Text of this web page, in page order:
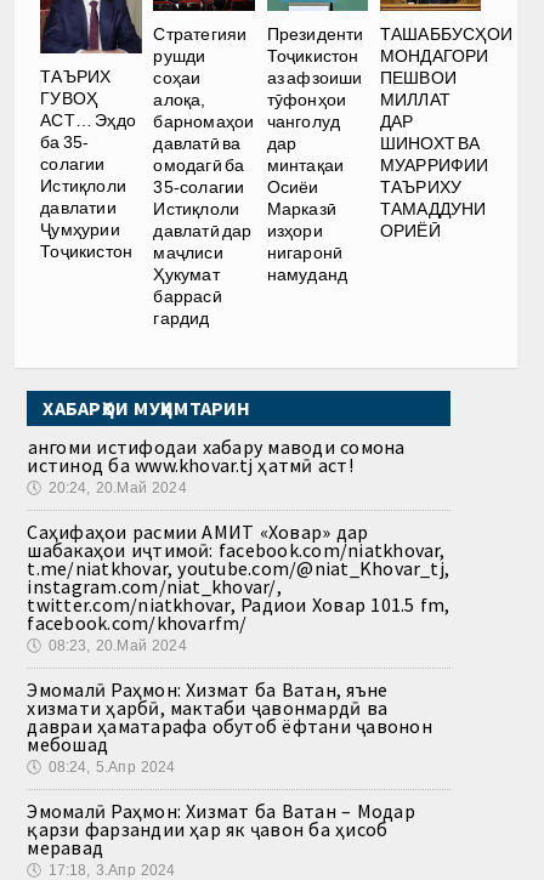
ТАЪРИХ
ГУВОҲ
АСТ… Эҳдо
ба 35-
солагии
Истиқлоли
давлатии
Ҷумҳурии
Тоҷикистон
Стратегияи
рушди
соҳаи
алоқа,
барномаҳои
давлатӣ ва
омодагӣ ба
35-солагии
Истиқлоли
давлатӣ дар
маҷлиси
Ҳукумат
баррасӣ
гардид
Президенти
Тоҷикистон
аз афзоиши
тӯфонҳои
чанголуд
дар
минтақаи
Осиёи
Марказӣ
изҳори
нигаронӣ
намуданд
ТАШАББУСҲОИ
МОНДАГОРИ
ПЕШВОИ
МИЛЛАТ
ДАР
ШИНОХТ ВА
МУАРРИФИИ
ТАЪРИХУ
ТАМАДДУНИ
ОРИЁӢ
ХАБАРҲОИ МУҲИМТАРИН
Ҳангоми истифодаи хабару маводи сомона
истинод ба www.khovar.tj ҳатмӣ аст!
🕔 20:24, 20.Май 2024
Саҳифаҳои расмии АМИТ «Ховар» дар
шабакаҳои иҷтимоӣ: facebook.com/niatkhovar,
t.me/niatkhovar, youtube.com/@niat_Khovar_tj,
instagram.com/niat_khovar/,
twitter.com/niatkhovar, Радиои Ховар 101.5 fm,
facebook.com/khovarfm/
🕔 08:23, 20.Май 2024
Эмомалӣ Раҳмон: Хизмат ба Ватан, яъне
хизмати ҳарбӣ, мактаби ҷавонмардӣ ва
давраи ҳаматарафа обутоб ёфтани ҷавонон
мебошад
🕔 08:24, 5.Апр 2024
Эмомалӣ Раҳмон: Хизмат ба Ватан – Модар
қарзи фарзандии ҳар як ҷавон ба ҳисоб
меравад
🕔 17:18, 3.Апр 2024